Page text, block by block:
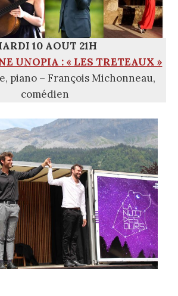
10 AOUT 21H
UNOPIA : « LES TRETEAUX »
piano – François Michonneau,
comédien